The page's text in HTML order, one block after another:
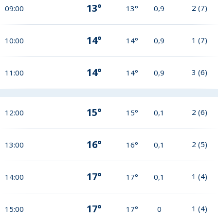
09:00 13° 13° 0,9 2 (7)
10:00 14° 14° 0,9 1 (7)
11:00 14° 14° 0,9 3 (6)
12:00 15° 15° 0,1 2 (6)
13:00 16° 16° 0,1 2 (5)
14:00 17° 17° 0,1 1 (4)
15:00 17° 17° 0 1 (4)